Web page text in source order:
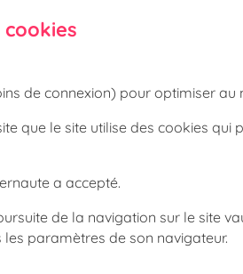
de connexion) pour optimiser au
que le site utilise des cookies
a accepté.
de la navigation sur le site
les paramètres de son navigateur.